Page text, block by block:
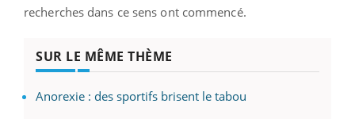
recherches dans ce sens ont commencé.
SUR LE MÊME THÈME
Anorexie : des sportifs brisent le tabou